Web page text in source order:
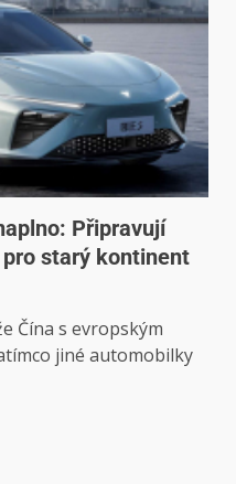
Připravují
starý kontinent
Čína s evropským
jiné automobilky